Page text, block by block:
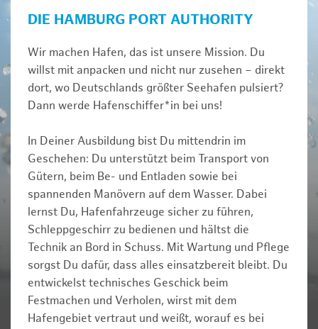
DIE HAMBURG PORT AUTHORITY
Wir machen Hafen, das ist unsere Mission. Du
willst mit anpacken und nicht nur zusehen – direkt
dort, wo Deutschlands größter Seehafen pulsiert?
Dann werde Hafenschiffer*in bei uns!
In Deiner Ausbildung bist Du mittendrin im
Geschehen: Du unterstützt beim Transport von
Gütern, beim Be- und Entladen sowie bei
spannenden Manövern auf dem Wasser. Dabei
lernst Du, Hafenfahrzeuge sicher zu führen,
Schleppgeschirr zu bedienen und hältst die
Technik an Bord in Schuss. Mit Wartung und Pflege
sorgst Du dafür, dass alles einsatzbereit bleibt. Du
entwickelst technisches Geschick beim
Festmachen und Verholen, wirst mit dem
Hafengebiet vertraut und weißt, worauf es bei